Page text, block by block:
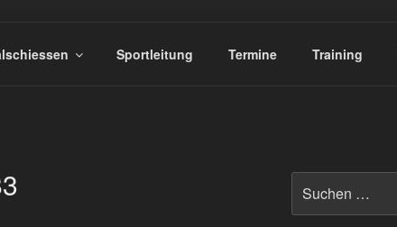
HOLTWICK E.V.
Sportleitung Termine Training
nach: